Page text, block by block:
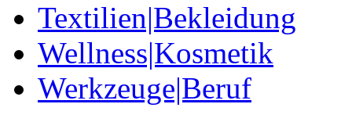
Textilien|Bekleidung
Wellness|Kosmetik
Werkzeuge|Beruf